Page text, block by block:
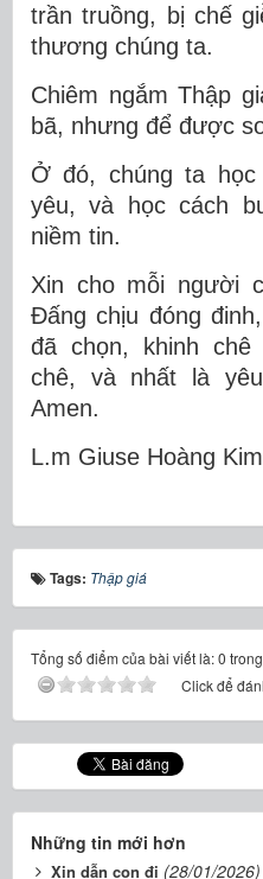
trần truồng, bị chế
thương chúng ta.
Chiêm ngắm Thập
bã, nhưng để được
Ở đó, chúng ta học
yêu, và học cách
niềm tin.
Xin cho mỗi người
Đấng chịu đóng
đã chọn, khinh
chê, và nhất là
Amen.
L.m Giuse Hoàng
Tags: Thập giá
Tổng số điểm của bài viết là: 0
Click để
Những tin mới hơn
Xin dẫn con đi (28/01/2026)